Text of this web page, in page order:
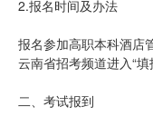
2.报名时间及办法
报名参加高职本科酒店
云南省招考频道进入“
二、考试报到